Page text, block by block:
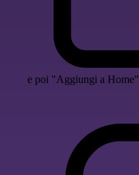
e poi "Aggiungi a Home"